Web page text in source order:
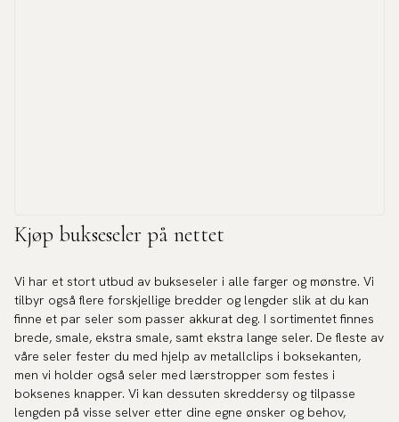
Kjøp bukseseler på nettet
Vi har et stort utbud av bukseseler i alle farger og mønstre. Vi
tilbyr også flere forskjellige bredder og lengder slik at du kan
finne et par seler som passer akkurat deg. I sortimentet finnes
brede, smale, ekstra smale, samt ekstra lange seler. De fleste av
våre seler fester du med hjelp av metallclips i boksekanten,
men vi holder også seler med lærstropper som festes i
boksenes knapper. Vi kan dessuten skreddersy og tilpasse
lengden på visse selver etter dine egne ønsker og behov,